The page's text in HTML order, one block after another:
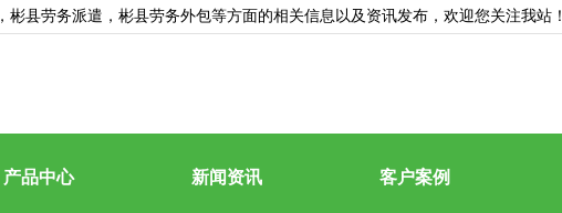
，彬县劳务派遣，彬县劳务外包等方面的相关信息以及资讯发布，欢迎您关注我站！
产品中心 新闻资讯 客户案例